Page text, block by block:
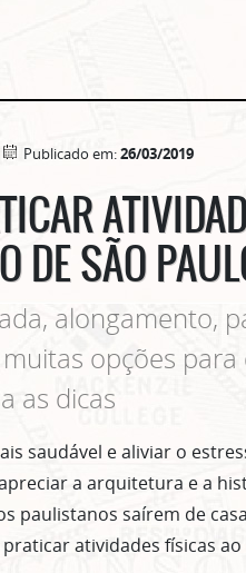
Publicado em:26/03/2019
DE SÃO
alongamento,
opções
as dicas
saudável e aliviar o
a arquitetura e a
paulistanos saírem de
atividades físicas